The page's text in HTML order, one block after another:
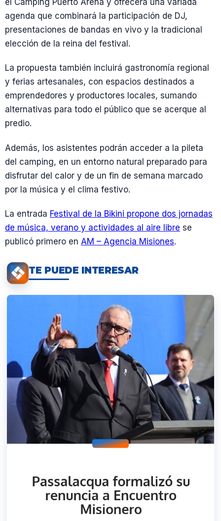
el Camping Puerto Arena y ofrecerá una variada
agenda que combinará la participación de DJ,
presentaciones de bandas en vivo y la tradicional
elección de la reina del festival.
La propuesta también incluirá gastronomía regional
y ferias artesanales, con espacios destinados a
emprendedores y productores locales, sumando
alternativas para todo el público que se acerque al
predio.
Además, los asistentes podrán acceder a la pileta
del camping, en un entorno natural preparado para
disfrutar del calor y de un fin de semana marcado
por la música y el clima festivo.
La entrada Festival de la Bikini propone dos jornadas
de música, verano y actividades al aire libre se
publicó primero en AM – Agencia Misiones.
TE PUEDE INTERESAR